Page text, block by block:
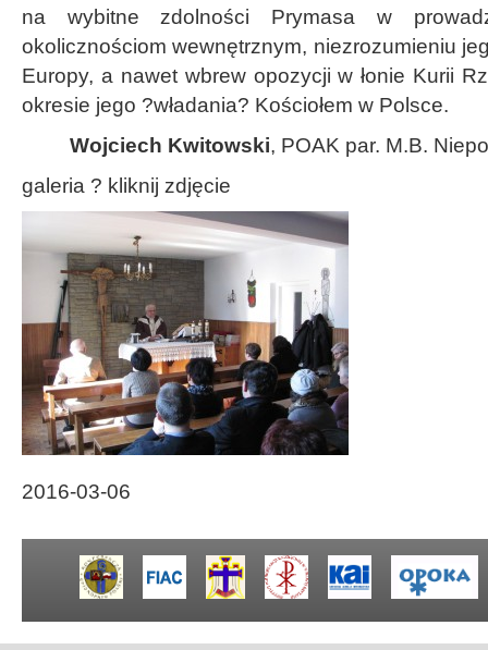
na wybitne zdolności Prymasa w
okolicznościom wewnętrznym, niezrozumieniu
Europy, a nawet wbrew opozycji w łonie Kurii
okresie jego ?władania? Kościołem w Polsce.
Wojciech Kwitowski, POAK par. M.B.
galeria ? kliknij zdjęcie
2016-03-06